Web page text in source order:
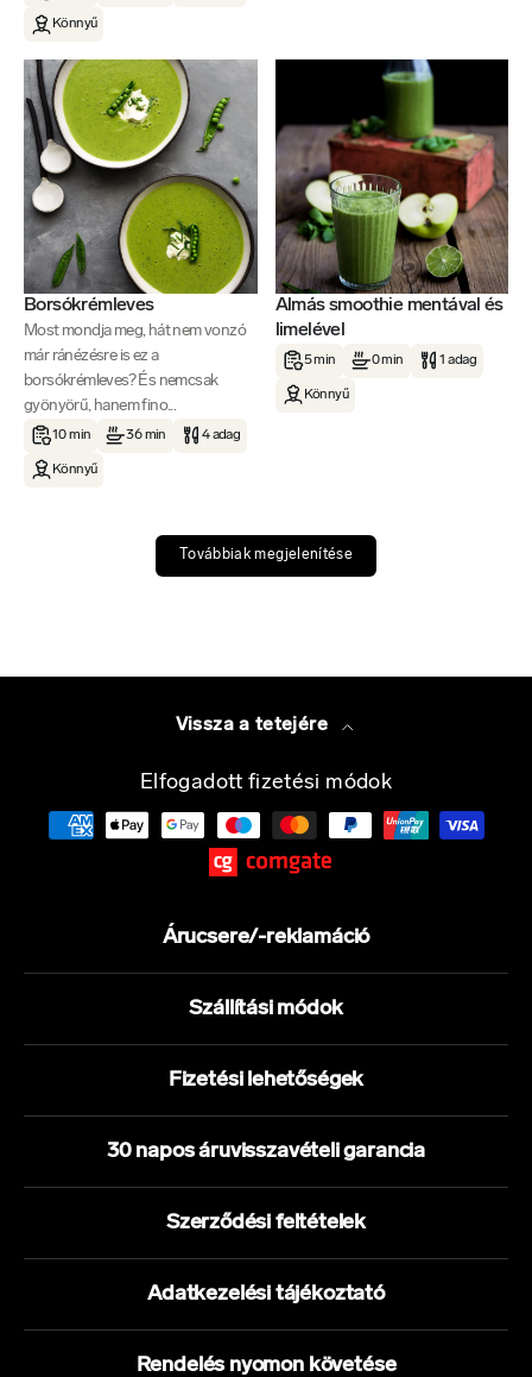
Könnyű
Borsókrémleves
Most mondja meg, hát nem vonzó
már ránézésre is ez a
borsókrémleves? És nemcsak
gyönyörű, hanem fino...
10 min 36 min 4 adag
Könnyű
Almás smoothie mentával és
limelével
5 min 0 min 1 adag
Könnyű
Továbbiak megjelenítése
Vissza a tetejére
Elfogadott fizetési módok
Árucsere/-reklamáció
Szállítási módok
Fizetési lehetőségek
30 napos áruvisszavételi garancia
Szerződési feltételek
Adatkezelési tájékoztató
Rendelés nyomon követése